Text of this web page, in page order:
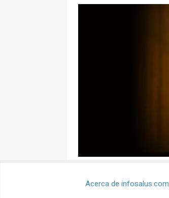
Acerca de infosalus.com